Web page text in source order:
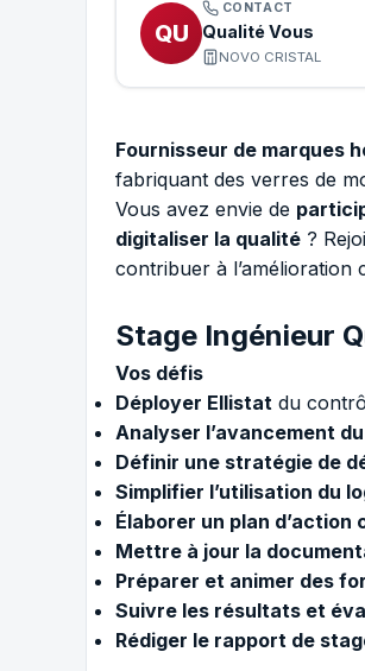
QU
CONTACT
Qualité Vous
NOVO CRISTAL
Fournisseur de marques
fabriquant des verres de
Vous avez envie de
digitaliser la qualité ?
contribuer à l’amélioration
Stage Ingénieur
Vos défis
Déployer Ellistat du
Analyser l’avancement
Définir une stratégie de
Simplifier l’utilisation du
Élaborer un plan d’action
Mettre à jour la
Préparer et animer des
Suivre les résultats et
Rédiger le rapport de